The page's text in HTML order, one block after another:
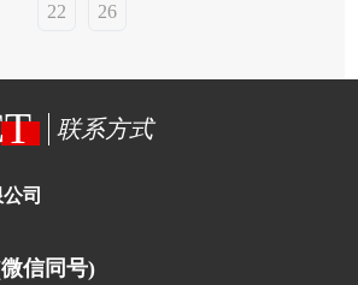
22
26
联系方式
司
微信同号)